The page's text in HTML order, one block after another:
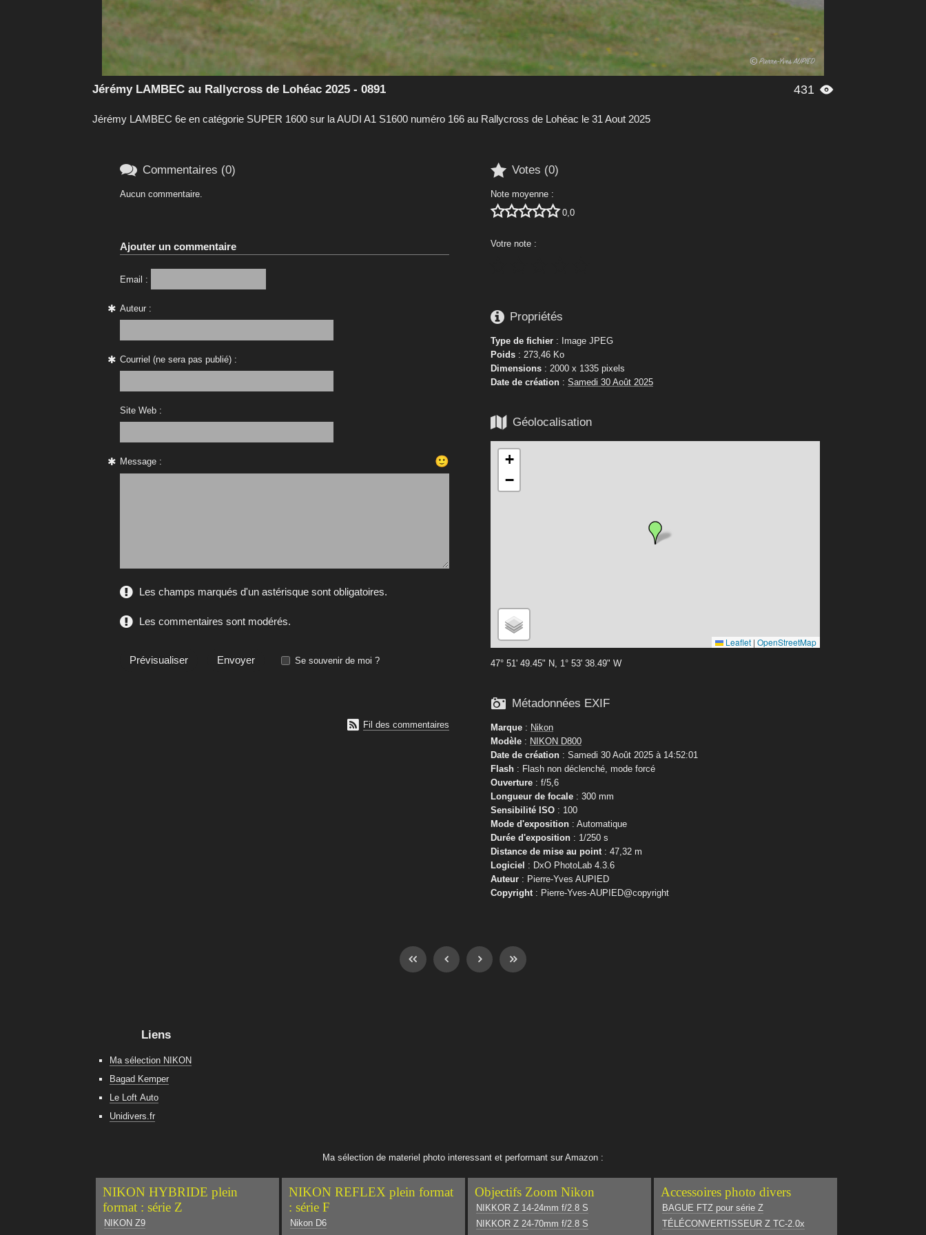
431 
Jérémy LAMBEC au Rallycross de Lohéac 2025 - 0891
Jérémy LAMBEC 6e en catégorie SUPER 1600 sur la AUDI A1 S1600 numéro 166 au Rallycross de Lohéac le 31 Aout 2025
 Votes (0)
Note moyenne :
 0,0
Votre note :
 Propriétés
Type de fichier : Image JPEG
Poids : 273,46 Ko
Dimensions : 2000 x 1335 pixels
Date de création : Samedi 30 Août 2025
 Géolocalisation
+
−
Leaflet | OpenStreetMap
47° 51' 49.45" N, 1° 53' 38.49" W
 Métadonnées EXIF
Marque : Nikon
Modèle : NIKON D800
Date de création : Samedi 30 Août 2025 à 14:52:01
Flash : Flash non déclenché, mode forcé
Ouverture : f/5,6
Longueur de focale : 300 mm
Sensibilité ISO : 100
Mode d'exposition : Automatique
Durée d'exposition : 1/250 s
Distance de mise au point : 47,32 m
Logiciel : DxO PhotoLab 4.3.6
Auteur : Pierre-Yves AUPIED
Copyright : Pierre-Yves-AUPIED@copyright
 Commentaires (0)
Aucun commentaire.
Ajouter un commentaire
Email :
Auteur :
Courriel (ne sera pas publié) :
Site Web :
Message : 🙂
Les champs marqués d'un astérisque sont obligatoires.
Les commentaires sont modérés.
Se souvenir de moi ?
 Fil des commentaires
Liens
Ma sélection NIKON
Bagad Kemper
Le Loft Auto
Unidivers.fr
Ma sélection de materiel photo interessant et performant sur Amazon :
NIKON HYBRIDE plein
format : série Z
NIKON Z9
NIKON REFLEX plein format
: série F
Nikon D6
Objectifs Zoom Nikon
NIKKOR Z 14-24mm f/2.8 S
NIKKOR Z 24-70mm f/2.8 S
Accessoires photo divers
BAGUE FTZ pour série Z
TÉLÉCONVERTISSEUR Z TC-2.0x